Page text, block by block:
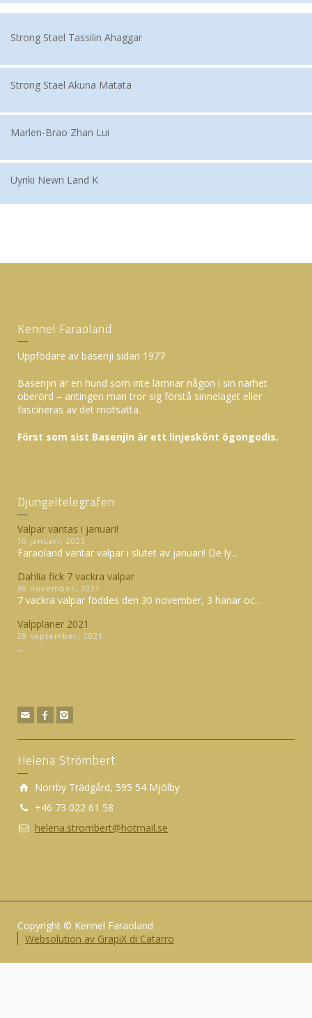
Strong Stael Tassilin Ahaggar
Strong Stael Akuna Matata
Marlen-Brao Zhan Lui
Uyriki Newri Land K
Kennel Faraoland
Uppfödare av basenji sidan 1977
Basenjin är en hund som inte lämnar någon i sin närhet
oberörd – antingen man tror sig förstå sinnelaget eller
fascineras av det motsatta.
Först som sist Basenjin är ett linjeskönt ögongodis.
Djungeltelegrafen
Valpar väntas i januari!
10 januari, 2023
Faraoland väntar valpar i slutet av januari! De ly...
Dahlia fick 7 vackra valpar
30 november, 2021
7 vackra valpar föddes den 30 november, 3 hanar oc...
Valpplaner 2021
29 september, 2021
...
Helena Strömbert
Norrby Trädgård, 595 54 Mjölby
+46 73 022 61 58
helena.strombert@hotmail.se
Copyright © Kennel Faraoland
Websolution av GrapiX di Catarro